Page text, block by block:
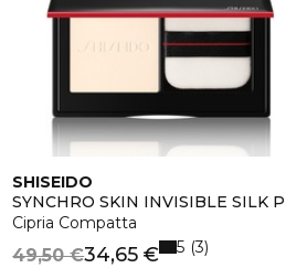
SHISEIDO
SYNCHRO SKIN INVISIBLE SILK
Cipria Compatta
34,65 €
49,50 € 5 3